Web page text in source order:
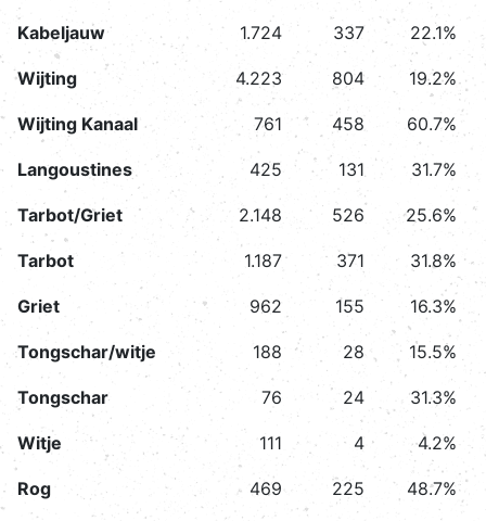
Kabeljauw 1.724 337 22.1%
Wijting 4.223 804 19.2%
Wijting Kanaal 761 458 60.7%
Langoustines 425 131 31.7%
Tarbot/Griet 2.148 526 25.6%
Tarbot 1.187 371 31.8%
Griet 962 155 16.3%
Tongschar/witje 188 28 15.5%
Tongschar 76 24 31.3%
Witje 111 4 4.2%
Rog 469 225 48.7%